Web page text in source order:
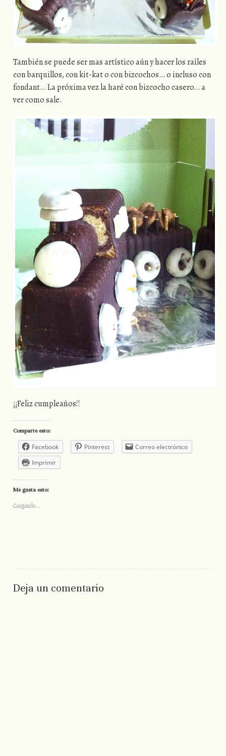
También se puede ser mas artístico aún y hacer los raíles
con barquillos, con kit-kat o con bizcochos… o incluso con
fondant… La próxima vez la haré con bizcocho casero… a
ver como sale.
¡¡Feliz cumpleaños!!
Comparte esto:
Facebook Pinterest
Correo electrónico
Imprimir
Me gusta esto:
Cargando...
Deja un comentario